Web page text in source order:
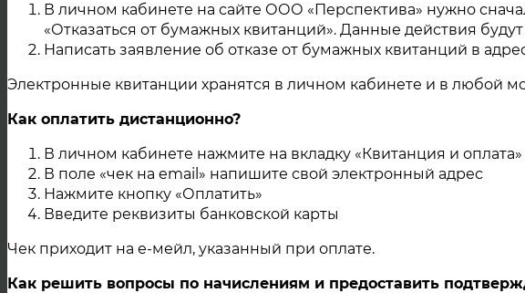
В личном кабинете на сайте ООО «Перспектива» нужно
«Отказаться от бумажных квитанций». Данные действия
Написать заявление об отказе от бумажных квитанций в
Электронные квитанции хранятся в личном кабинете и в любой
Как оплатить дистанционно?
В личном кабинете нажмите на вкладку «Квитанция и оплата»
В поле «чек на email» напишите свой электронный адрес
Нажмите кнопку «Оплатить»
Введите реквизиты банковской карты
Чек приходит на е-мейл, указанный при оплате.
Как решить вопросы по начислениям и предоставить